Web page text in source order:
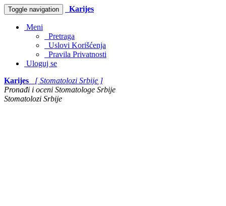
Toggle navigation Karijes
Meni
Pretraga
Uslovi Korišćenja
Pravila Privatnosti
Uloguj se
Karijes
[ Stomatolozi Srbije ]
Pronađi i oceni Stomatologe Srbije
Stomatolozi Srbije